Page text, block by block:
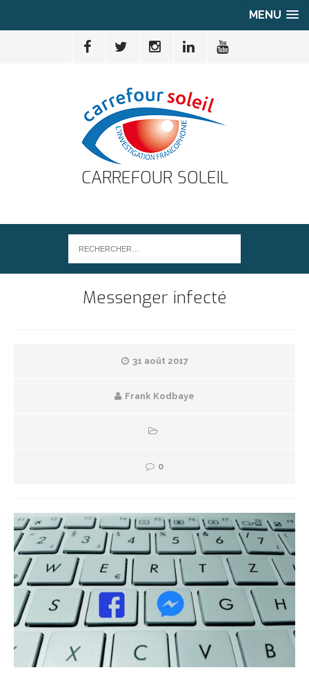
MENU
CARREFOUR SOLEIL
Messenger infecté
31 août 2017
Frank Kodbaye
0